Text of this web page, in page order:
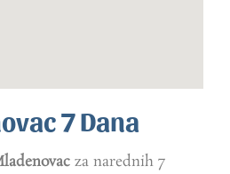
7 Dana
za narednih 7